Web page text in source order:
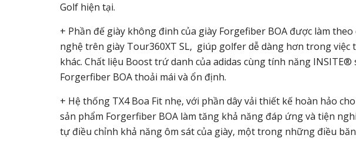
Golf hiện tại.
+ Phần đế giày không đinh của giày Forgefiber BOA được làm
nghệ trên giày Tour360XT SL, giúp golfer dễ dàng hơn trong việc
khác. Chất liệu Boost trứ danh của adidas cùng tính năng
Forgerfiber BOA thoải mái và ổn định.
+ Hệ thống TX4 Boa Fit nhẹ, với phần dây vải thiết kế hoàn hảo
sản phẩm Forgerfiber BOA làm tăng khả năng đáp ứng và tiện
tự điều chỉnh khả năng ôm sát của giày, một trong những điều